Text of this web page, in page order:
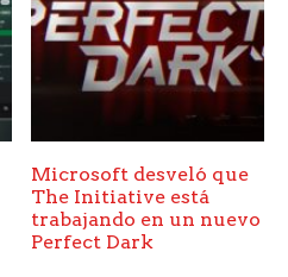
Microsoft desveló que
The Initiative está
trabajando en un nuevo
Perfect Dark